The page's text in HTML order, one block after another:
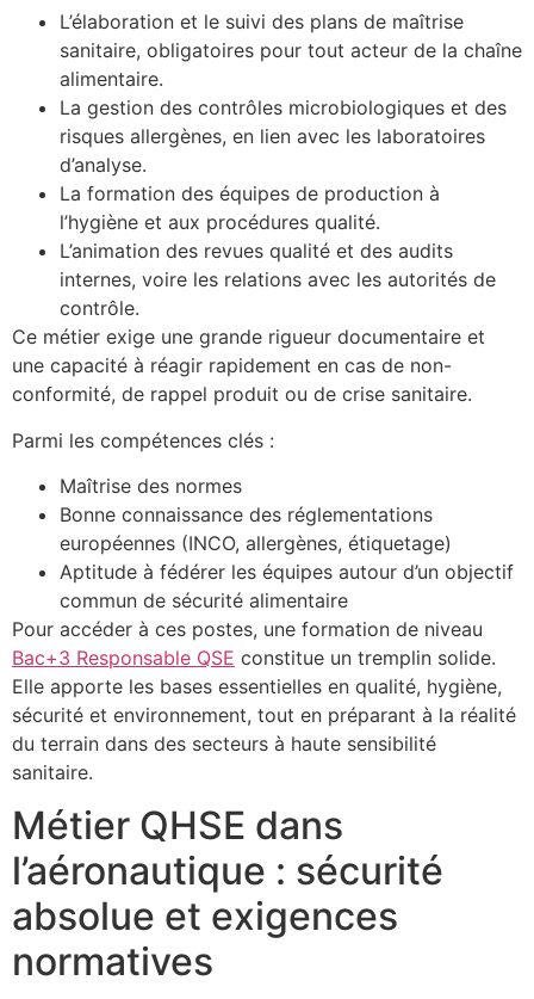
L’élaboration et le suivi des plans de maîtrise
sanitaire, obligatoires pour tout acteur de la chaîne
alimentaire.
La gestion des contrôles microbiologiques et des
risques allergènes, en lien avec les laboratoires
d’analyse.
La formation des équipes de production à
l’hygiène et aux procédures qualité.
L’animation des revues qualité et des audits
internes, voire les relations avec les autorités de
contrôle.
Ce métier exige une grande rigueur documentaire et
une capacité à réagir rapidement en cas de non-
conformité, de rappel produit ou de crise sanitaire.
Parmi les compétences clés :
Maîtrise des normes
Bonne connaissance des réglementations
européennes (INCO, allergènes, étiquetage)
Aptitude à fédérer les équipes autour d’un objectif
commun de sécurité alimentaire
Pour accéder à ces postes, une formation de niveau
Bac+3 Responsable QSE constitue un tremplin solide.
Elle apporte les bases essentielles en qualité, hygiène,
sécurité et environnement, tout en préparant à la réalité
du terrain dans des secteurs à haute sensibilité
sanitaire.
Métier QHSE dans
l’aéronautique : sécurité
absolue et exigences
normatives